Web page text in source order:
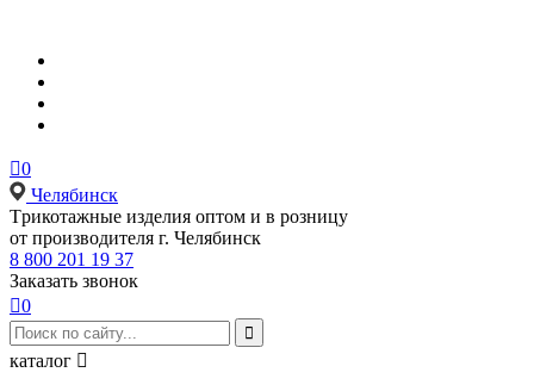
0
Челябинск
Tрикотажные изделия оптом и в розницу
от производителя г. Челябинск
8 800 201 19 37
Заказать звонок
0

каталог 